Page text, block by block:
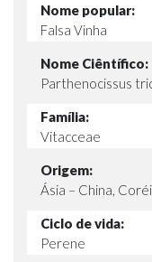
Nome popular:
Falsa Vinha
Nome Ciêntífico:
Parthenocissus
Família:
Vitacceae
Origem:
Ásia – China,
Ciclo de vida:
Perene